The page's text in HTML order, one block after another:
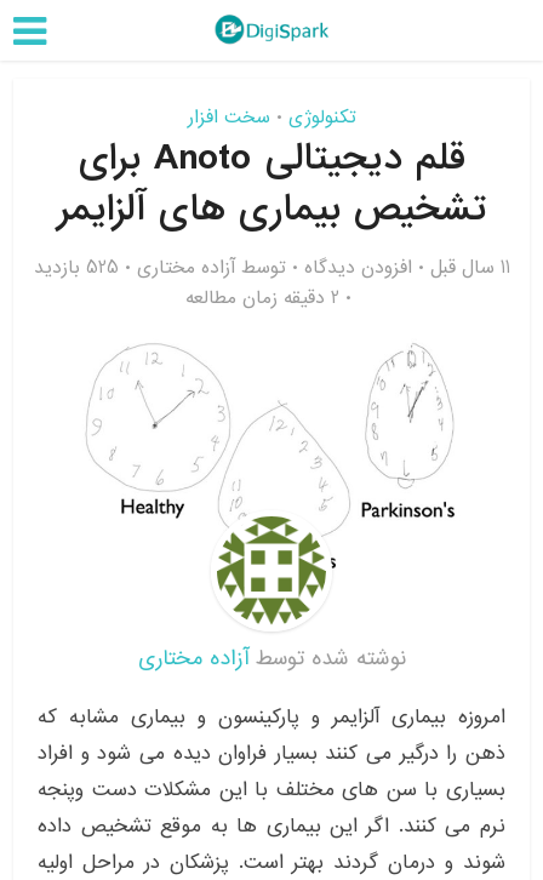
تکنولوژی • سخت افزار
قلم دیجیتالی Anoto برای
تشخیص بیماری های آلزایمر
11 سال قبل افزودن دیدگاه توسط آزاده مختاری
525 بازدید
2 دقیقه زمان مطالعه
نوشته شده توسطآزاده مختاری
امروزه بیماری آلزایمر و پارکینسون و بیماری مشابه که
ذهن را درگیر می کنند بسیار فراوان دیده می شود و افراد
بسیاری با سن های مختلف با این مشکلات دست وپنجه
نرم می کنند. اگر این بیماری ها به موقع تشخیص داده
شوند و درمان گردند بهتر است. پزشکان در مراحل اولیه